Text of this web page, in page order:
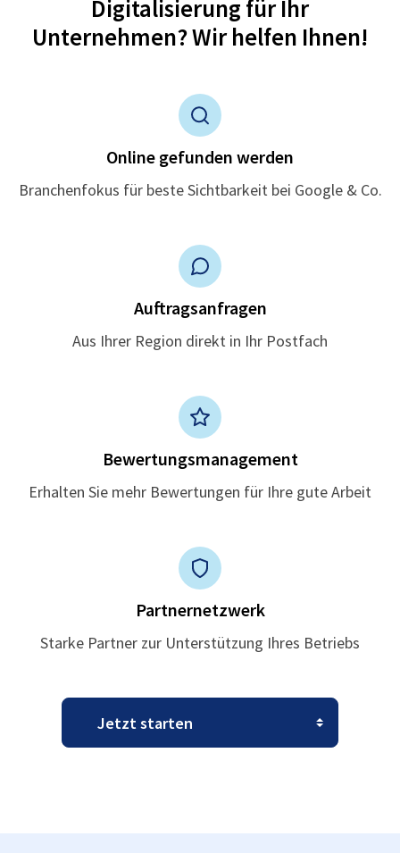
Digitalisierung für Ihr
Unternehmen? Wir helfen Ihnen!
Online gefunden werden
Branchenfokus für beste Sichtbarkeit bei Google & Co.
Auftragsanfragen
Aus Ihrer Region direkt in Ihr Postfach
Bewertungsmanagement
Erhalten Sie mehr Bewertungen für Ihre gute Arbeit
Partnernetzwerk
Starke Partner zur Unterstützung Ihres Betriebs